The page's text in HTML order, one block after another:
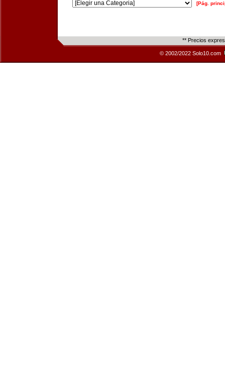
[Pág.
** Precios
© 2002/2022 Solo10.com